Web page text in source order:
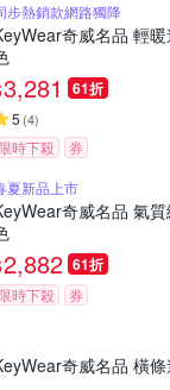
步熱銷款網路獨降
奇威名品 輕
3,281 61折
5 (4)
時下殺
券
夏新品上市
奇威名品 氣
2,882 61折
時下殺 券
奇威名品 橫